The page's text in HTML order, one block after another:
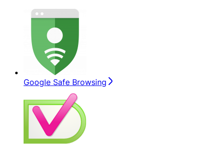
Google Safe Browsing